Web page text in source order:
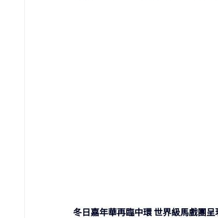
冬日嘉年華再臨中環 世界級馬戲團呈